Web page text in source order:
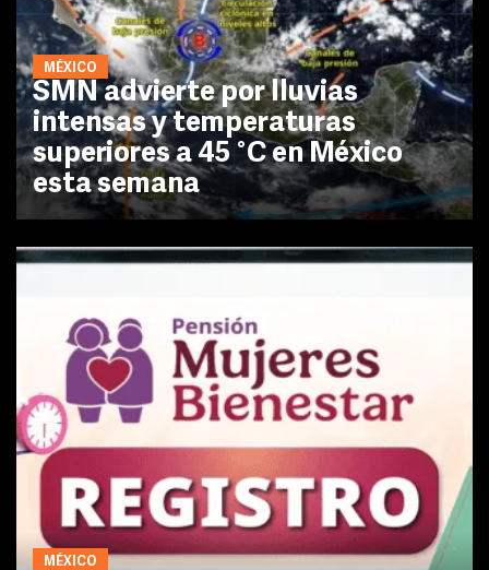
MÉXICO
SMN advierte por lluvias
intensas y temperaturas
superiores a 45 °C en México
esta semana
MÉXICO